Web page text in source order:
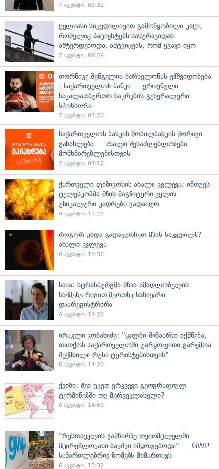
7 აგვისტო, 09:31
ცელიანი სიკვდილივით გამოწყობილი კაცი,
რომელიც პაციენტებს სახურავიდან
აშტერდებოდა, ამტკიცებს, რომ ყვავი იყო
7 აგვისტო, 09:29
თორნიკე შენგელია ბარსელონას ემშვიდობება
| საქართველოს ბანკი — ეროვნული
საკალათბურთო ნაკრების გენერალური
სპონსორი
7 აგვისტო, 07:20
საქართველოს ბანკის მობილბანკის მორიგი
განახლება — ახალი შესაძლებლობები
მომხმარებლებისთვის
7 აგვისტო, 07:12
ქართველი ფიზიკოსის ახალი კვლევა: ინოუეს
ტელესკოპმა მზის მაგნიტური ველის
უნიკალური კადრები გადაიღო
6 აგვისტო, 17:20
როგორ უნდა გადავურჩეთ მზის სიკვდილს? —
ახალი კვლევა
6 აგვისტო, 15:36
საია: სტრასბურგმა მზია ამაღლობელის
საქმეზე რიგით მეოთხე საჩივარი
დაარეგისტრირა
6 აგვისტო, 14:26
ირაკლი კობახიძე: "ყალბი შინაარსი იქმნება,
თითქოს საქართველოში უარყოფითი გარემოა
შექმნილი რუსი ტურისტებისთვის"
6 აგვისტო, 14:20
ქვიზი: შენ უკეთ ერკვევი გეოგრაფიულ
ტერმინებში თუ მერვეკლასელი?
6 აგვისტო, 14:00
"რუსთაველის გამზირზე თვითმცლელში
მცირეწლოვანი ბავშვი იმყოფებოდა" — GWP
სამართლებრივ ზომებს მიმართავს
6 აგვისტო, 13:32